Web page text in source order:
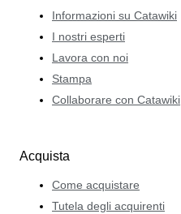
Informazioni su Catawiki
I nostri esperti
Lavora con noi
Stampa
Collaborare con Catawiki
Acquista
Come acquistare
Tutela degli acquirenti